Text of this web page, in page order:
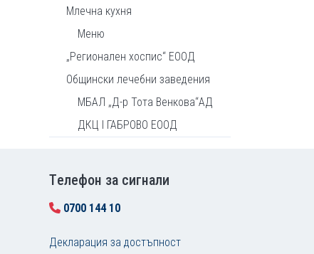
Млечна кухня
Меню
„Регионален хоспис“ ЕООД
Общински лечебни заведения
МБАЛ „Д-р Тота Венкова“АД
ДКЦ I ГАБРОВО ЕООД
Tелефон за сигнали
0700 144 10
Декларация за достъпност